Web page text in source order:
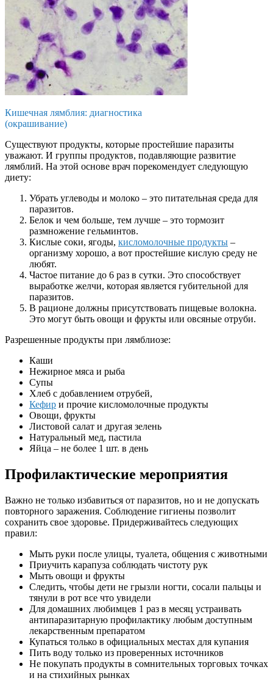
Кишечная лямблия: диагностика
(окрашивание)
Существуют продукты, которые простейшие паразиты
уважают. И группы продуктов, подавляющие развитие
лямблий. На этой основе врач порекомендует следующую
диету:
Убрать углеводы и молоко – это питательная среда для
паразитов.
Белок и чем больше, тем лучше – это тормозит
размножение гельминтов.
Кислые соки, ягоды, кисломолочные продукты –
организму хорошо, а вот простейшие кислую среду не
любят.
Частое питание до 6 раз в сутки. Это способствует
выработке желчи, которая является губительной для
паразитов.
В рационе должны присутствовать пищевые волокна.
Это могут быть овощи и фрукты или овсяные отруби.
Разрешенные продукты при лямблиозе:
Каши
Нежирное мяса и рыба
Супы
Хлеб с добавлением отрубей,
Кефир и прочие кисломолочные продукты
Овощи, фрукты
Листовой салат и другая зелень
Натуральный мед, пастила
Яйца – не более 1 шт. в день
Профилактические мероприятия
Важно не только избавиться от паразитов, но и не допускать
повторного заражения. Соблюдение гигиены позволит
сохранить свое здоровье. Придерживайтесь следующих
правил:
Мыть руки после улицы, туалета, общения с животными
Приучить карапуза соблюдать чистоту рук
Мыть овощи и фрукты
Следить, чтобы дети не грызли ногти, сосали пальцы и
тянули в рот все что увидели
Для домашних любимцев 1 раз в месяц устраивать
антипаразитарную профилактику любым доступным
лекарственным препаратом
Купаться только в официальных местах для купания
Пить воду только из проверенных источников
Не покупать продукты в сомнительных торговых точках
и на стихийных рынках